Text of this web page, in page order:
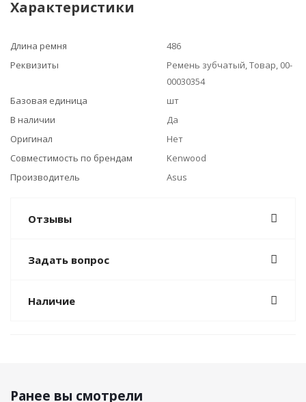
Характеристики
Длина ремня
486
Реквизиты
Ремень зубчатый, Товар, 00-
00030354
Базовая единица
шт
В наличии
Да
Оригинал
Нет
Совместимость по брендам
Kenwood
Производитель
Asus
Отзывы
Задать вопрос
Наличие
Ранее вы смотрели